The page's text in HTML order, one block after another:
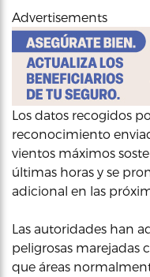
Advertisements
Los datos recogidos
reconocimiento
vientos máximos
últimas horas y se
adicional en las
Las autoridades han
peligrosas marejadas
que áreas